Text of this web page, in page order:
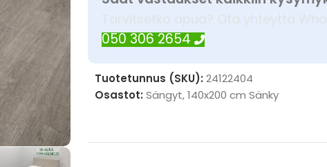
Tarvitsetko apua? Ota yhteyttä
050 306 2654
Tuotetunnus (SKU):24122404
Osastot: Sängyt,140x200 cm Sänky